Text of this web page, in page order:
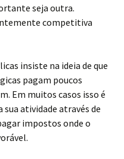
seja outra.
competitiva
insiste na ideia de que
pagam poucos
Em muitos casos isso é
atividade através de
impostos onde o